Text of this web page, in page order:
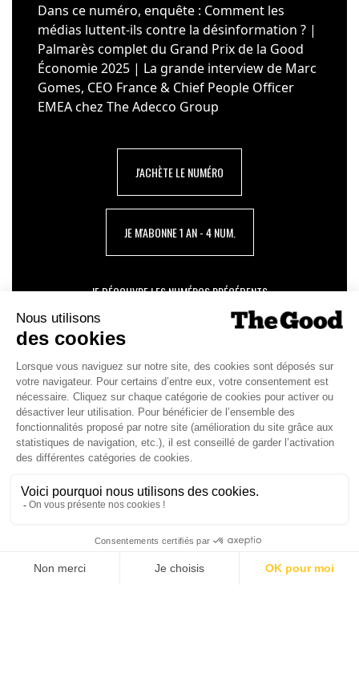
Dans ce numéro, enquête : Comment les
médias luttent-ils contre la désinformation ? |
Palmarès complet du Grand Prix de la Good
Économie 2025 | La grande interview de Marc
Gomes, CEO France & Chief People Officer
EMEA chez The Adecco Group
J'ACHÈTE LE NUMÉRO
JE M'ABONNE 1 AN - 4 NUM.
JE DÉCOUVRE LES NUMÉROS PRÉCÉDENTS
Je suis déjà abonné(e) :
version digitale
SUIVEZ-NOUS